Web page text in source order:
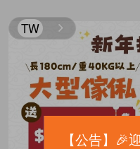
TW
【公告】 🎉